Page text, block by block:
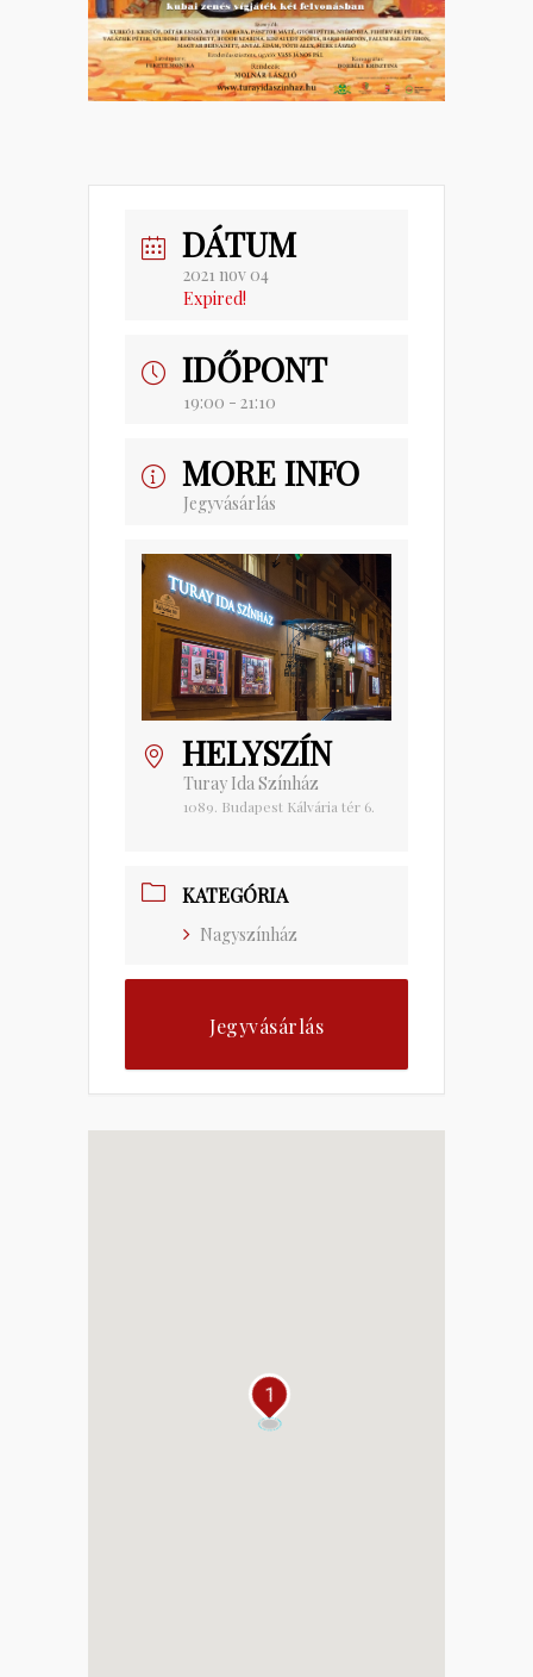
DÁTUM
2021 nov 04
Expired!
IDŐPONT
19:00 - 21:10
MORE INFO
Jegyvásárlás
HELYSZÍN
Turay Ida Színház
1089. Budapest Kálvária tér 6.
KATEGÓRIA
Nagyszínház
Jegyvásárlás
1